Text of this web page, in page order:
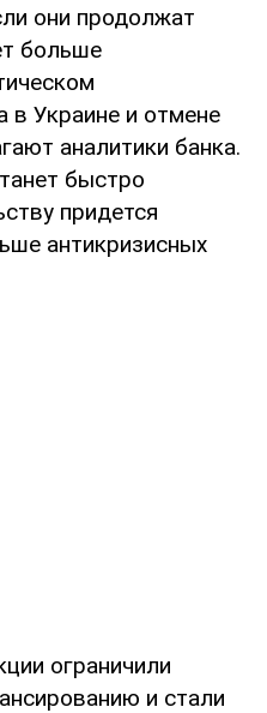
они продолжат
больше
в Украине и отмене
аналитики банка.
быстро
придется
антикризисных
ограничили
и стали